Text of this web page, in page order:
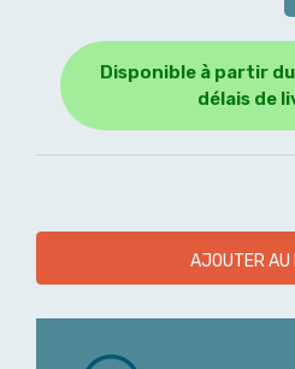
Disponible à partir
délais de
AJOUTER AU